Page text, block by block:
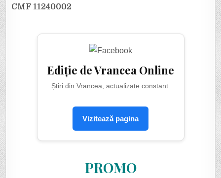
CMF 11240002
Ediție de Vrancea Online
Știri din Vrancea, actualizate constant.
Vizitează pagina
PROMO